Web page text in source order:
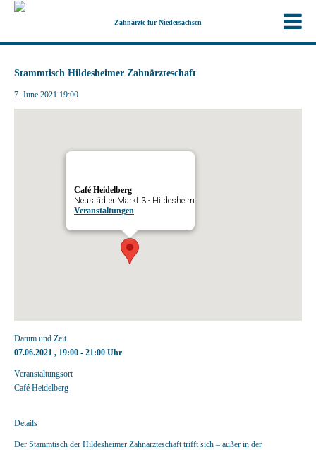
Zahnärzte für Niedersachsen
Stammtisch Hildesheimer Zahnärzteschaft
7. June 2021 19:00
Café Heidelberg
Neustädter Markt 3 - Hildesheim
Veranstaltungen
Datum und Zeit
07.06.2021 , 19:00 - 21:00 Uhr
Veranstaltungsort
Café Heidelberg
Details
Der Stammtisch der Hildesheimer Zahnärzteschaft trifft sich – außer in der